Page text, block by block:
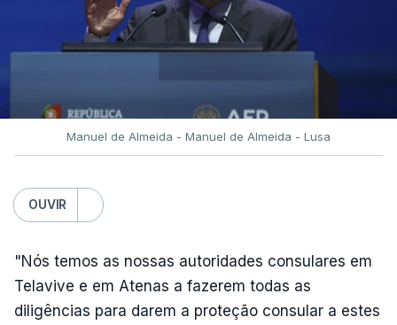
Manuel de Almeida - Manuel de Almeida - Lusa
OUVIR
"Nós temos as nossas autoridades consulares em
Telavive e em Atenas a fazerem todas as
diligências para darem a proteção consular a estes